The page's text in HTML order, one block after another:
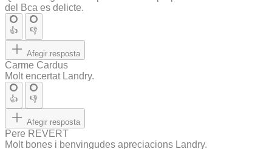
del Bca es delicte.
👍 👎
Afegir resposta
Carme Cardus
Molt encertat Landry.
👍 👎
Afegir resposta
Pere REVERT
Molt bones i benvingudes apreciacions Landry.